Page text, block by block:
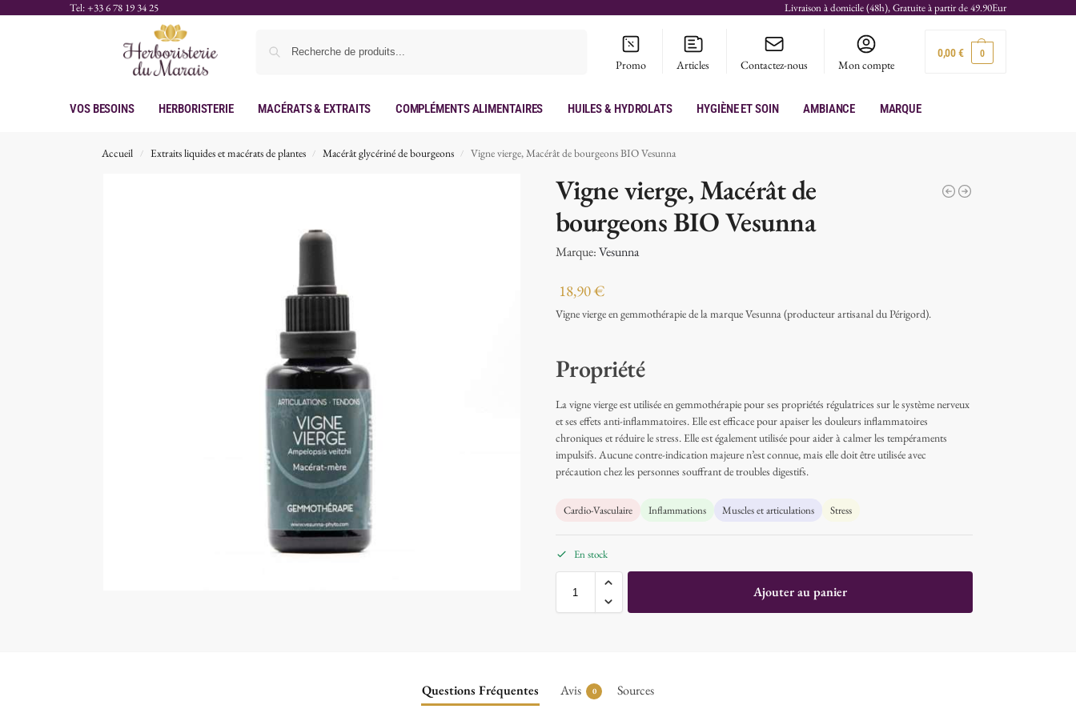
Tel: +33 6 78 19 34 25 Livraison à domicile (48h), Gratuite à partir de 49.90Eur
Promo Articles Contactez-nous Mon compte
0,00€ 0
Vos Besoins Herboristerie Macérats & Extraits Compléments Alimentaires Huiles & hydrolats Hygiène et soin Ambiance Marque
Accueil / Extraits liquides et macérats de plantes / Macérât glycériné de bourgeons / Vigne vierge, Macérât de bourgeons BIO Vesunna
Vigne vierge, Macérât de
bourgeons BIO Vesunna
Marque:Vesunna
18,90€
Vigne vierge en gemmothérapie de la marque Vesunna (producteur artisanal du Périgord).
Propriété
La vigne vierge est utilisée en gemmothérapie pour ses propriétés régulatrices sur le système nerveux
et ses effets anti-inflammatoires. Elle est efficace pour apaiser les douleurs inflammatoires
chroniques et réduire le stress. Elle est également utilisée pour aider à calmer les tempéraments
impulsifs. Aucune contre-indication majeure n’est connue, mais elle doit être utilisée avec
précaution chez les personnes souffrant de troubles digestifs.
Cardio-Vasculaire Inflammations Muscles et articulations Stress
En stock
Ajouter au panier
Questions Fréquentes Avis 0 Sources